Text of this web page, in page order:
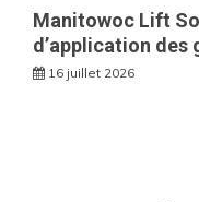
Manitowoc Lift
d’application des
16 juillet 2026